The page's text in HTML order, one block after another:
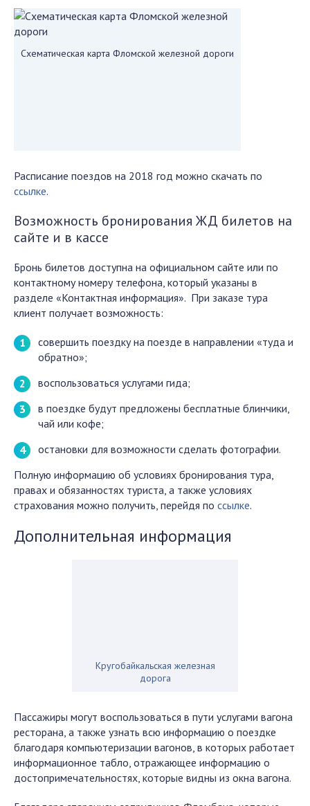
Схематическая карта Фломской железной дороги
Расписание поездов на 2018 год можно скачать по
ссылке.
Возможность бронирования ЖД билетов на
сайте и в кассе
Бронь билетов доступна на официальном сайте или по
контактному номеру телефона, который указаны в
разделе «Контактная информация». При заказе тура
клиент получает возможность:
совершить поездку на поезде в направлении «туда и
обратно»;
воспользоваться услугами гида;
в поездке будут предложены бесплатные блинчики,
чай или кофе;
остановки для возможности сделать фотографии.
Полную информацию об условиях бронирования тура,
правах и обязанностях туриста, а также условиях
страхования можно получить, перейдя по ссылке.
Дополнительная информация
Кругобайкальская железная
дорога
Пассажиры могут воспользоваться в пути услугами вагона
ресторана, а также узнать всю информацию о поездке
благодаря компьютеризации вагонов, в которых работает
информационное табло, отражающее информацию о
достопримечательностях, которые видны из окна вагона.